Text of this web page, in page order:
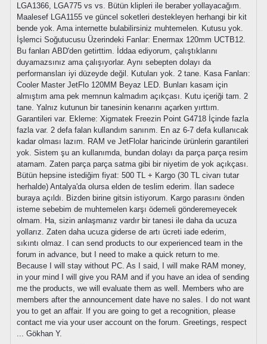
LGA1366, LGA775 vs vs. Bütün klipleri ile beraber yollayacağım.
Maalesef LGA1155 ve güncel soketleri destekleyen herhangi bir kit
bende yok. Ama internette bulabilirsiniz muhtemelen. Kutusu yok.
İşlemci Soğutucusu Üzerindeki Fanlar: Enermax 120mm UCTB12.
Bu fanları ABD'den getirttim. İddaa ediyorum, çalıştıklarını
duyamazsınız ama çalışıyorlar. Aynı sebepten dolayı da
performansları iyi düzeyde değil. Kutuları yok. 2 tane. Kasa Fanları:
Cooler Master JetFlo 120MM Beyaz LED. Bunları kasam için
almıştım ama pek memnun kalmadım açıkçası. Kutu içeriği tam. 2
tane. Yalnız kutunun bir tanesinin kenarını açarken yırttım.
Garantileri var. Ekleme: Xigmatek Freezin Point G4718 İçinde fazla
fazla var. 2 defa falan kullandım sanırım. En az 6-7 defa kullanıcak
kadar olması lazım. RAM ve JetFlolar haricinde ürünlerin garantileri
yok. Sistem şu an kullanımda, bundan dolayı da parça parça resim
atamam. Zaten parça parça satma gibi bir niyetim de yok açıkçası.
Bütün hepsine istediğim fiyat: 500 TL + Kargo (30 TL civarı tutar
herhalde) Antalya'da olursa elden de teslim ederim. İlan sadece
buraya açıldı. Bizden birine gitsin istiyorum. Kargo parasını önden
isteme sebebim de muhtemelen karşı ödemeli gönderemeyecek
olmam. Ha, sizin anlaşmanız vardır bir tanesi ile daha da ucuza
yollarız. Zaten daha ucuza giderse de artı ücreti iade ederim,
sıkıntı olmaz. I can send products to our experienced team in the
forum in advance, but I need to make a quick return to me.
Because I will stay without PC. As I said, I will make RAM money,
in your mind I will give you RAM and if you have an idea of sending
me the products, we will evaluate them as well. Members who are
members after the announcement date have no sales. I do not want
you to get an affair. If you are going to get a recognition, please
contact me via your user account on the forum. Greetings, respect
... Gökhan Y.